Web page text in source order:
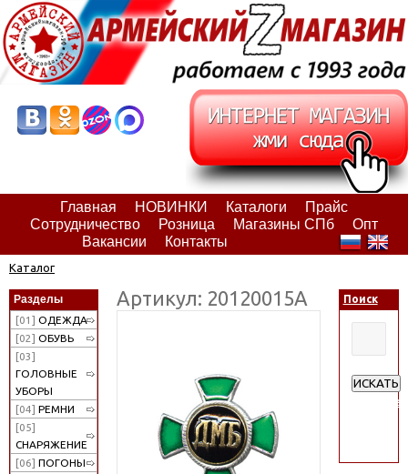
Главная НОВИНКИ Каталоги
Прайс
Сотрудничество
Розница Магазины СПб
Опт
Вакансии
Контакты
Каталог
Разделы
[01] ОДЕЖДА
[02] ОБУВЬ
[03]
ГОЛОВНЫЕ
УБОРЫ
[04] РЕМНИ
[05]
СНАРЯЖЕНИЕ
[06] ПОГОНЫ
Артикул: 20120015А Поиск
ИСКАТЬ